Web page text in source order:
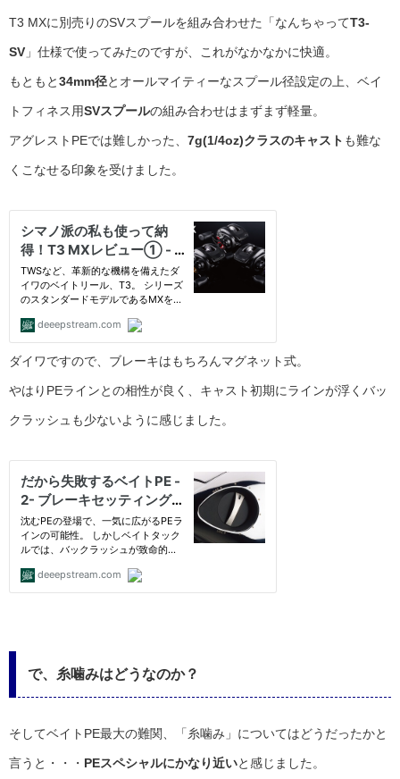
T3 MXに別売りのSVスプールを組み合わせた「なんちゃってT3-
SV 」仕様で使ってみたのですが、これがなかなかに快適。
もともと34mm径とオールマイティーなスプール径設定の上、ベイ
トフィネス用SVスプールの組み合わせはまずまず軽量。
アグレストPEでは難しかった、 7g(1/4oz)クラスのキャスト も難な
くこなせる印象を受けました。
ダイワですので、ブレーキはもちろんマグネット式。
やはりPEラインとの相性が良く、キャスト初期にラインが浮くバッ
クラッシュも少ないように感じました。
で、糸噛みはどうなのか？
そしてベイトPE最大の難関、「糸噛み」についてはどうだったかと
言うと・・・ PEスペシャルにかなり近いと感じました。